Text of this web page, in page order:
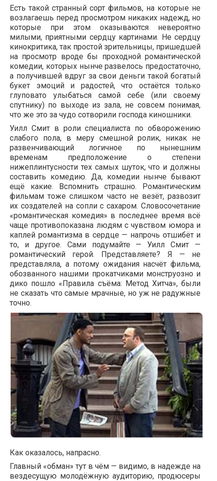
Есть такой странный сорт фильмов, на которые не
возлагаешь перед просмотром никаких надежд, но
которые при этом оказываются невероятно
милыми, приятными сердцу картинами. Не сердцу
кинокритика, так простой зрительницы, пришедшей
на просмотр вроде бы проходной романтической
комедии, которых нынче развелось предостаточно,
а получившей вдруг за свои деньги такой богатый
букет эмоций и радостей, что остаётся только
глуповато улыбаться самой себе (или своему
спутнику) по выходе из зала, не совсем понимая,
что же это за чудо сотворили господа киношники.
Уилл Смит в роли специалиста по обворожению
слабого пола, в меру смешной ролик, никак не
развенчивающий логичное по нынешним
временам предположение о степени
нижеплинтусности тех самых шуток, что и должны
составить комедию. Да, комедии нынче бывают
ещё какие. Вспомнить страшно. Романтическим
фильмам тоже слишком часто не везёт, развозит
их создателей на сопли с сахаром. Словосочетание
«романтическая комедия» в последнее время всё
чаще противопоказана людям с чувством юмора и
каплей романтизма в сердце — напрочь отшибёт и
то, и другое. Сами подумайте — Уилл Смит —
романтический герой. Представляете? Я — не
представляла, а потому ожидания насчёт фильма,
обозванного нашими прокатчиками монструозно и
дико пошло «Правила съёма: Метод Хитча», были
не сказать что самые мрачные, но уж не радужные
точно.
Как оказалось, напрасно.
Главный «обман» тут в чём — видимо, в надежде на
вездесущую молодёжную аудиторию, продюсеры